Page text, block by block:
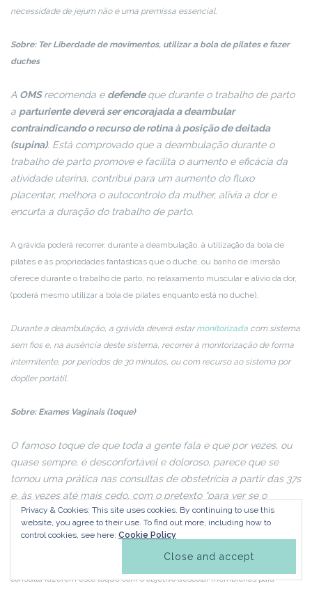
necessidade de jejum não é uma premissa essencial.
Sobre: Ter Liberdade de movimentos, utilizar a bola de pilates e fazer
duches
A OMSrecomenda e defendeque durante o trabalho de parto
a parturiente deverá ser encorajada a deambular
contraindicando o recurso de rotina à posição de deitada
(supina). Está comprovado que a deambulação durante o
trabalho de parto promove e facilita o aumento e eficácia da
atividade uterina, contribui para um aumento do fluxo
placentar, melhora o autocontrolo da mulher, alivia a dor e
encurta a duração do trabalho de parto.
A grávida poderá recorrer, durante a deambulação, à utilização da bola de
pilates e às propriedades fantásticas que o duche, ou banho de imersão
oferece durante o trabalho de parto, no relaxamento muscular e alívio da dor,
(poderá mesmo utilizar a bola de pilates enquanto está no duche).
Durante a deambulação, a grávida deverá estarmonitorizada com sistema
sem fios e, na ausência deste sistema, recorrer à monitorização de forma
intermitente, por períodos de 30 minutos, ou com recurso ao sistema por
dopller portátil.
Sobre: Exames Vaginais (toque)
O famoso toque de que toda a gente fala e que por vezes, ou
quase sempre, é desconfortável e doloroso, parece que se
tornou uma prática nas consultas de obstetrícia a partir das 37s
e, às vezes até mais cedo, com o pretexto “para ver se o
trabalho de parto ainda está atrasado”.
procedimento antes do mesmo decidir fazer, pois é muito comum, na
consulta fazerem este toque com o objetivo descolar membranas para
Privacy & Cookies: This site uses cookies. By continuing to use this
website, you agree to their use. To find out more, including how to
control cookies, see here: Cookie Policy